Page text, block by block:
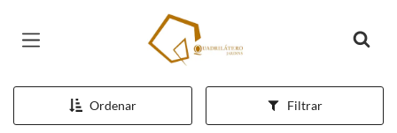
Página inicial
Ordenar Filtrar